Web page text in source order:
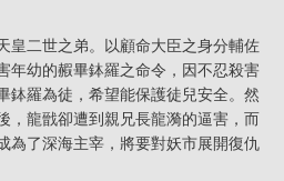
皇二世之弟。以顧命大臣之身分輔佐
年幼的赮畢鉢羅之命令，因不忍殺害
鉢羅為徒，希望能保護徒兒安全。然
，龍戩卻遭到親兄長龍漪的逼害，而
為了深海主宰，將要對妖市展開復仇